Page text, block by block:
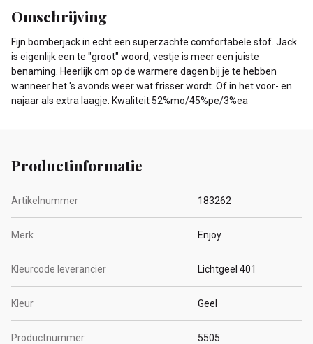
Omschrijving
Fijn bomberjack in echt een superzachte comfortabele stof. Jack
is eigenlijk een te "groot" woord, vestje is meer een juiste
benaming. Heerlijk om op de warmere dagen bij je te hebben
wanneer het 's avonds weer wat frisser wordt. Of in het voor- en
najaar als extra laagje. Kwaliteit 52%mo/45%pe/3%ea
Productinformatie
Artikelnummer 183262
Merk Enjoy
Kleurcode leverancier Lichtgeel 401
Kleur Geel
Productnummer 5505